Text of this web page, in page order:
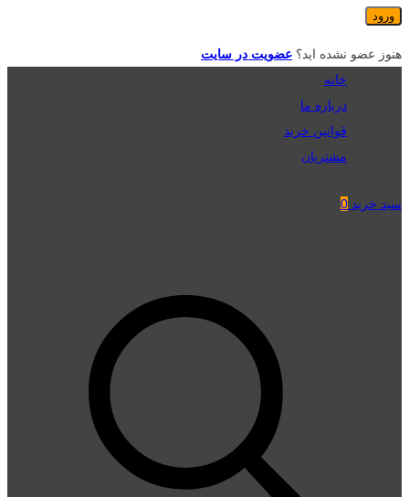
هنوز عضو نشده اید؟ عضویت در سایت
خانه
درباره ما
قوانین خرید
مشتریان
سبد خرید 0